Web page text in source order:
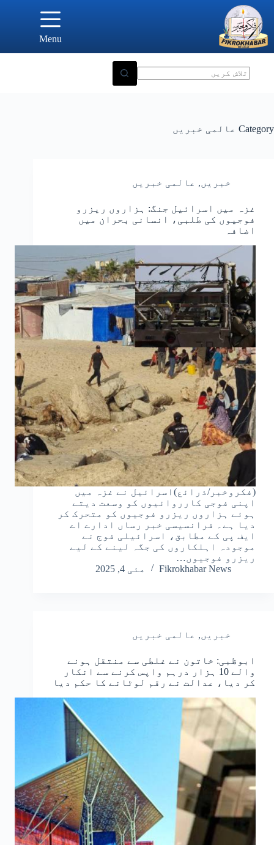
content
Menu
Category عالمی خبریں
خبریں, عالمی خبریں
غزہ میں اسرائیل جنگ: ہزاروں ریزرو
فوجیوں کی طلبی، انسانی بحران میں
اضافہ
(فکروخبر/ذرائع)اسرائیل نے غزہ میں
اپنی فوجی کارروائیوں کو وسعت دیتے
ہوئے ہزاروں ریزرو فوجیوں کو متحرک کر
دیا ہے۔ فرانسیسی خبر رساں ادارے اے
ایف پی کے مطابق، اسرائیلی فوج نے
موجودہ اہلکاروں کی جگہ لینے کے لیے
ریزرو فوجیوں…
Fikrokhabar News
مئی 4, 2025
خبریں, عالمی خبریں
ابوظبی: خاتون نے غلطی سے منتقل ہونے
والے 10 ہزار درہم واپس کرنے سے انکار
کر دیا، عدالت نے رقم لوٹانے کا حکم دیا